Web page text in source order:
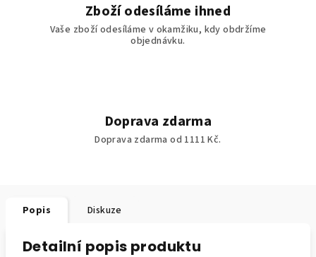
Zboží odesíláme ihned
Vaše zboží odesíláme v okamžiku, kdy obdržíme
objednávku.
Doprava zdarma
Doprava zdarma od 1111 Kč.
Popis Diskuze
Detailní popis produktu